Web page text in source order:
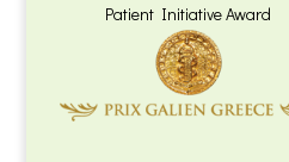
Patient Initiative Award